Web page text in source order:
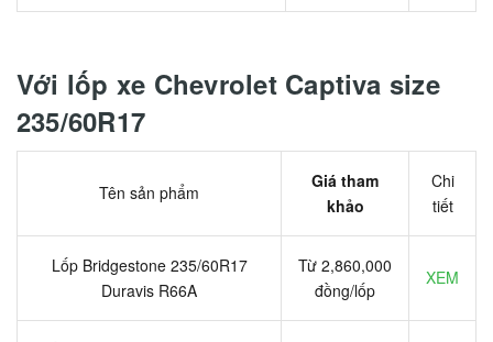
Với lốp xe Chevrolet Captiva size
235/60R17
Tên sản phẩm
Giá tham
khảo
Chi
tiết
Lốp Bridgestone 235/60R17
Duravis R66A
Từ 2,860,000
đồng/lốp
XEM